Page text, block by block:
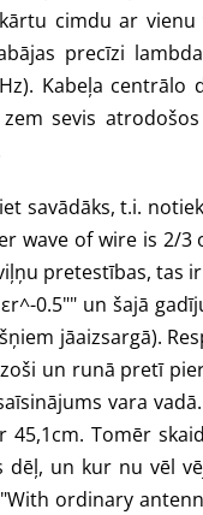
cimdu ar vienu
precīzi
Kabeļa centrālo
sevis
savādāks, t.i.
wave of wire is 2/3
pretestības, tas
0.5"" un šajā
jāaizsargā).
un runā pretī
vara
Tomēr
un kur nu vēl
ordinary